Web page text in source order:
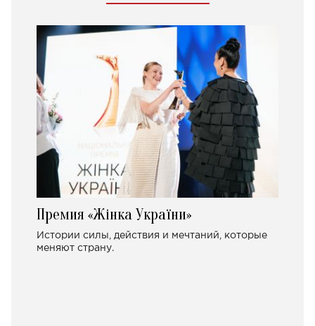
Премия «Жінка України»
Истории силы, действия и мечтаний, которые
меняют страну.